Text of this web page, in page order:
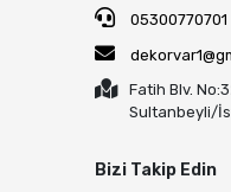
05300770701
Fatih Blv.
Sultanbeyli/
Bizi Takip Edin